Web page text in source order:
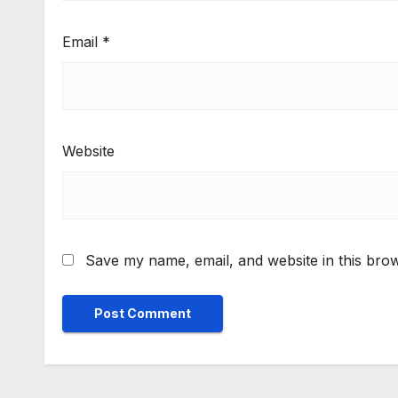
Email *
Website
Save my name, email, and website in this